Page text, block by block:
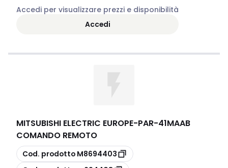
Accedi per visualizzare prezzi e disponibilità
Accedi
MITSUBISHI ELECTRIC EUROPE-PAR-41MAAB
COMANDO REMOTO
copia
Cod. prodotto M8694403